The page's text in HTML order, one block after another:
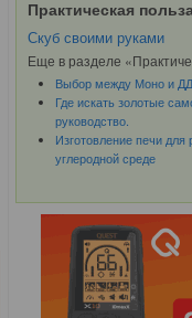
Практическая
Скуб своими руками
Еще в разделе
Выбор между Моно и
Где искать золотые
руководство.
Изготовление печи для
углеродной среде